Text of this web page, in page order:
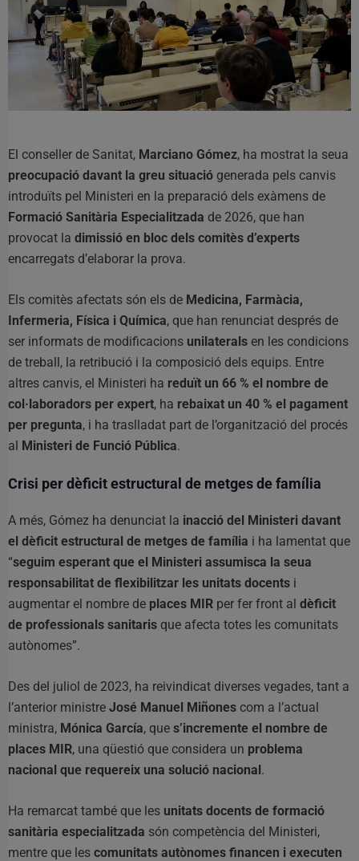
El conseller de Sanitat, Marciano Gómez, ha mostrat la seua
preocupació davant la greu situació generada pels canvis
introduïts pel Ministeri en la preparació dels exàmens de
Formació Sanitària Especialitzada de 2026, que han
provocat la dimissió en bloc dels comitès d’experts
encarregats d’elaborar la prova.
Els comitès afectats són els de Medicina, Farmàcia,
Infermeria, Física i Química, que han renunciat després de
ser informats de modificacions unilaterals en les condicions
de treball, la retribució i la composició dels equips. Entre
altres canvis, el Ministeri ha reduït un 66 % el nombre de
col·laboradors per expert, ha rebaixat un 40 % el pagament
per pregunta, i ha traslladat part de l’organització del procés
al
Ministeri de Funció Pública.
Crisi per dèficit estructural de metges de família
A més, Gómez ha denunciat la inacció del Ministeri davant
el dèficit estructural de metges de família i ha lamentat que
“seguim esperant que el Ministeri assumisca la seua
responsabilitat de flexibilitzar les unitats docents i
augmentar el nombre de places MIR per fer front al dèficit
de professionals sanitaris que afecta totes les comunitats
autònomes”.
Des del juliol de 2023, ha reivindicat diverses vegades, tant a
l’anterior ministre José Manuel Miñones com a l’actual
ministra, Mónica García, que s’incremente el nombre de
places MIR, una qüestió que considera un problema
nacional que requereix una solució nacional .
Ha remarcat també que les unitats docents de formació
sanitària especialitzada són competència del Ministeri,
mentre que les comunitats autònomes financen i executen